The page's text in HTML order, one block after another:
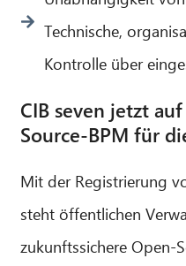
Technische,
Kontrolle über
CIB seven jetzt
Source-BPM für
Mit der Registrierung
steht öffentlichen
zukunftssichere Open-